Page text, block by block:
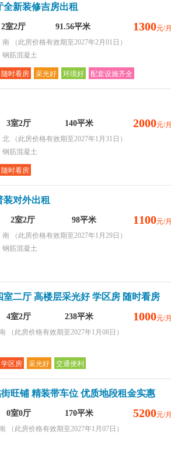
新装修吉房出租
2室2厅 91.56平米 1300元/月
南
（此房价格有效期至2027年2月01日）
钢筋混凝土
随时看房 采光好 环境好 配套设施齐全
3室2厅 140平米 2000元/月
北
（此房价格有效期至2027年1月31日）
钢筋混凝土
随时看房
装对外出租
2室2厅 98平米 1100元/月
南
（此房价格有效期至2027年1月29日）
钢筋混凝土
室二厅 高楼层采光好 学区房 随时看房
4室2厅 238平米 1000元/月
（此房价格有效期至2027年1月08日）
学区房 采光好 交通便利
旺铺 精装带车位 优质地段租金实惠
0室0厅 170平米 5200元/月
（此房价格有效期至2027年1月07日）